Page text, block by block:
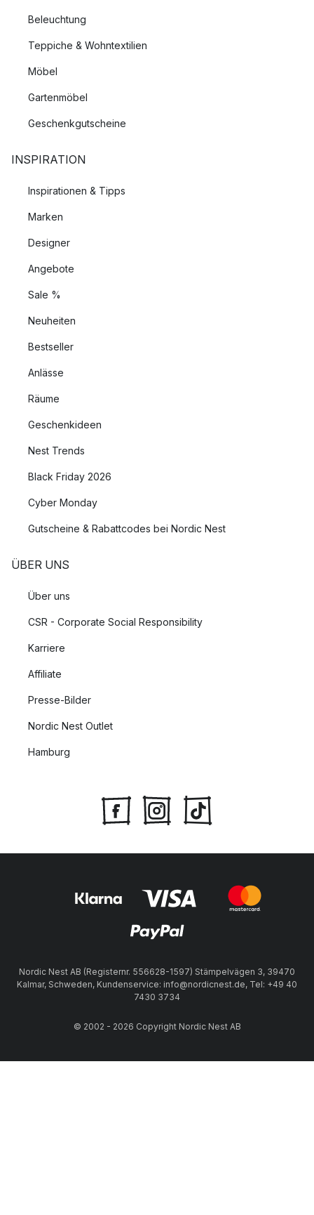
Beleuchtung
Teppiche & Wohntextilien
Möbel
Gartenmöbel
Geschenkgutscheine
INSPIRATION
Inspirationen & Tipps
Marken
Designer
Angebote
Sale %
Neuheiten
Bestseller
Anlässe
Räume
Geschenkideen
Nest Trends
Black Friday 2026
Cyber Monday
Gutscheine & Rabattcodes bei Nordic Nest
ÜBER UNS
Über uns
CSR - Corporate Social Responsibility
Karriere
Affiliate
Presse-Bilder
Nordic Nest Outlet
Hamburg
Nordic Nest AB (Registernr. 556628-1597) Stämpelvägen 3, 39470
Kalmar, Schweden, Kundenservice: info@nordicnest.de, Tel: +49 40
7430 3734
© 2002 - 2026 Copyright Nordic Nest AB